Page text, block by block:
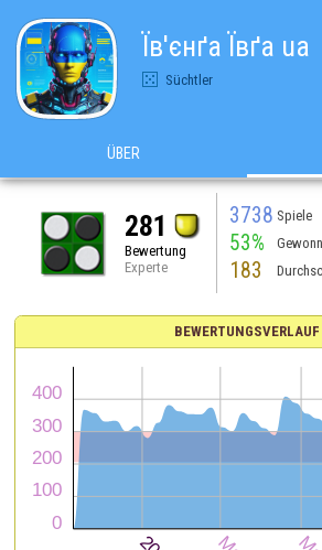
Їв'єнґа Ївґа ua
Süchtler
ÜBER
281
Bewertung
Experte
3738 Spiele
53%
183
BEWERTUNGSVERLAUF